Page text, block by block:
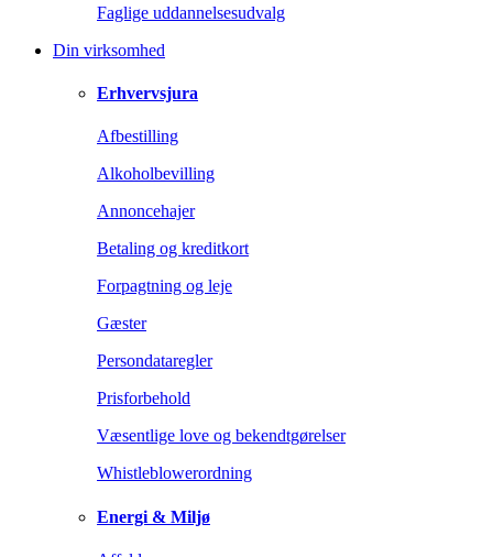
Faglige uddannelsesudvalg
Din virksomhed
Erhvervsjura
Afbestilling
Alkoholbevilling
Annoncehajer
Betaling og kreditkort
Forpagtning og leje
Gæster
Persondataregler
Prisforbehold
Væsentlige love og bekendtgørelser
Whistleblowerordning
Energi & Miljø